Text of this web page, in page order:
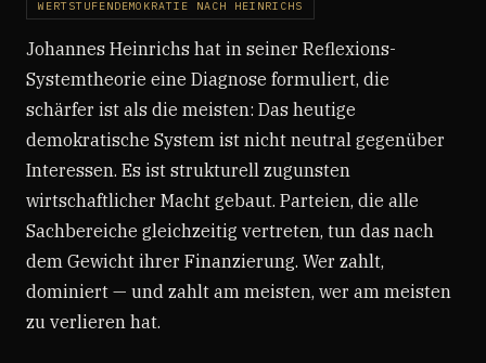
WERTSTUFENDEMOKRATIE NACH HEINRICHS
Johannes Heinrichs hat in seiner Reflexions-
Systemtheorie eine Diagnose formuliert, die
schärfer ist als die meisten: Das heutige
demokratische System ist nicht neutral gegenüber
Interessen. Es ist strukturell zugunsten
wirtschaftlicher Macht gebaut. Parteien, die alle
Sachbereiche gleichzeitig vertreten, tun das nach
dem Gewicht ihrer Finanzierung. Wer zahlt,
dominiert — und zahlt am meisten, wer am meisten
zu verlieren hat.